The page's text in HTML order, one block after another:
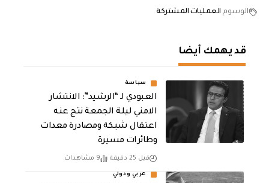
الوسوم العمليات المشتركة
قد يهمك أيضا
سياسة
العبودي لـ “الرشيد”: الانتشار
الامني ليلة الجمعة نتج عنه
اعتقال شبكة ومصادرة معدات
وطائرات مسيرة
قبل 25 دقيقة 9 مشاهدات
عربي ودولي